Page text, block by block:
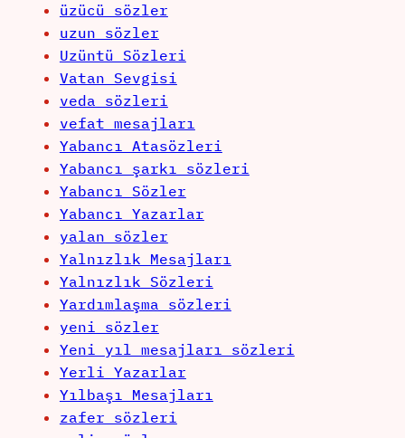
üzücü sözler
uzun sözler
Uzüntü Sözleri
Vatan Sevgisi
veda sözleri
vefat mesajları
Yabancı Atasözleri
Yabancı şarkı sözleri
Yabancı Sözler
Yabancı Yazarlar
yalan sözler
Yalnızlık Mesajları
Yalnızlık Sözleri
Yardımlaşma sözleri
yeni sözler
Yeni yıl mesajları sözleri
Yerli Yazarlar
Yılbaşı Mesajları
zafer sözleri